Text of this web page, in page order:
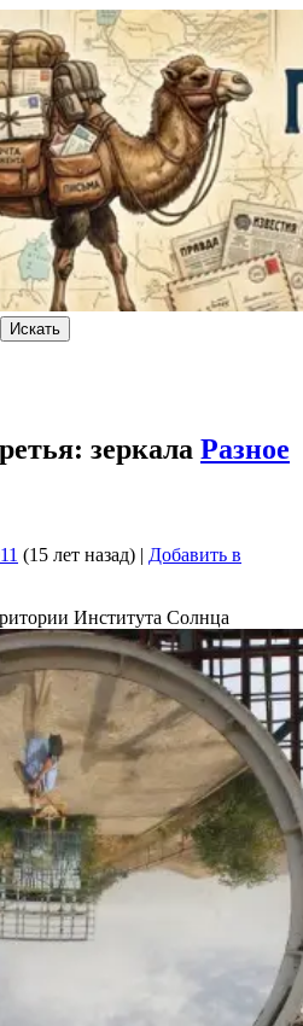
Искать
зеркала Разное
(15 лет назад) | Добавить в
Института Солнца